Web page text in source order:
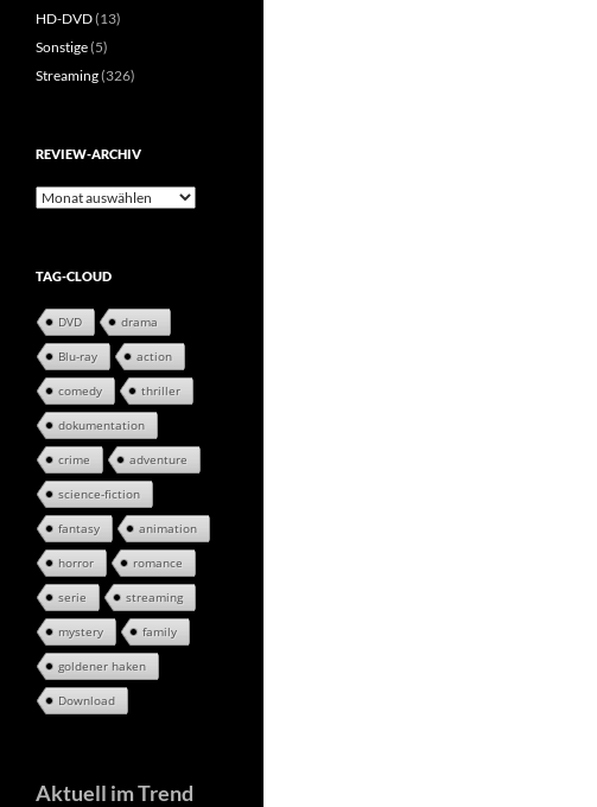
HD-DVD(13)
Sonstige(5)
Streaming(326)
REVIEW-ARCHIV
Review-
TAG-CLOUD
DVD drama
Blu-ray action
comedy thriller
dokumentation
crime adventure
science-fiction
fantasy animation
horror romance
serie streaming
mystery family
goldener haken
Download
Aktuell im Trend